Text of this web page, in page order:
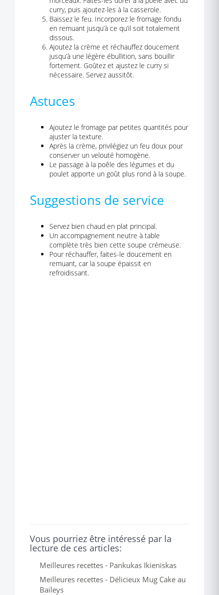
curry, puis ajoutez-les à la casserole.
Baissez le feu. Incorporez le fromage fondu
en remuant jusqu’à ce qu’il soit totalement
dissous.
Ajoutez la crème et réchauffez doucement
jusqu’à une légère ébullition, sans bouillir
fortement. Goûtez et ajustez le curry si
nécessaire. Servez aussitôt.
Astuces
Ajoutez le fromage par petites quantités pour
ajuster la texture.
Après la crème, privilégiez un feu doux pour
conserver un velouté homogène.
Le passage à la poêle des légumes et du
poulet apporte un goût plus rond à la soupe.
Suggestions de service
Servez bien chaud en plat principal.
Un accompagnement neutre à table
complète très bien cette soupe crémeuse.
Pour réchauffer, faites-le doucement en
remuant, car la soupe épaissit en
refroidissant.
Vous pourriez être intéressé par la
lecture de ces articles:
Meilleures recettes - Pankukas Ikieniskas
Meilleures recettes - Délicieux Mug Cake au
Baileys